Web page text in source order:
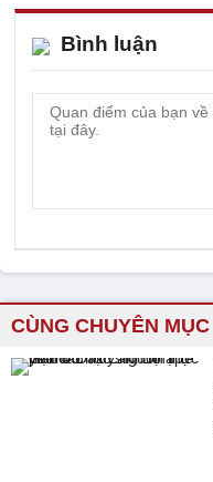
Bình luận
CÙNG CHUYÊN MỤC